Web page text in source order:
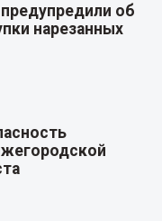
об
нарезанных